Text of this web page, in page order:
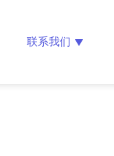
联系我们